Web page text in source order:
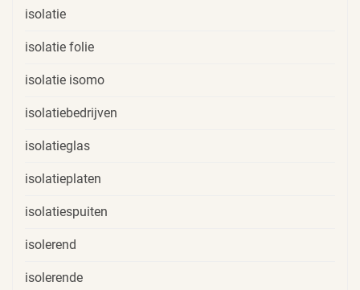
isolatie
isolatie folie
isolatie isomo
isolatiebedrijven
isolatieglas
isolatieplaten
isolatiespuiten
isolerend
isolerende